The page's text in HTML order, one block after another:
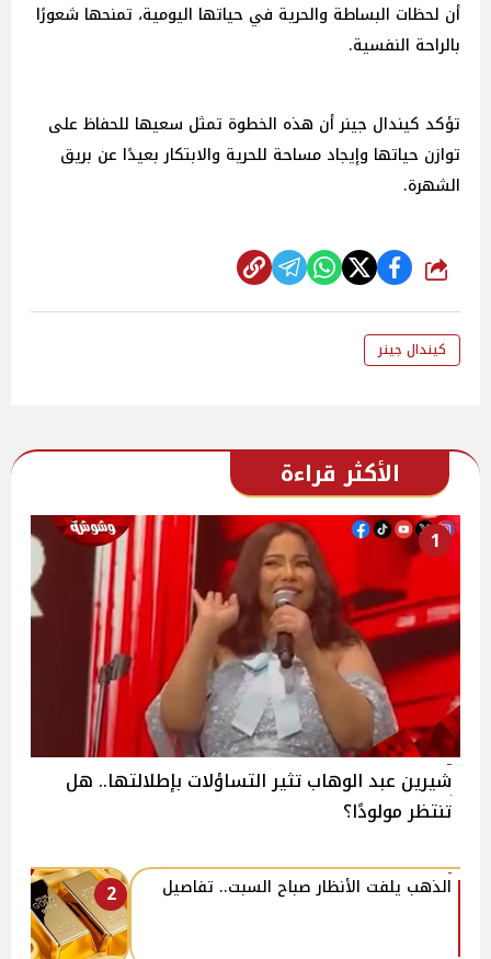
أن لحظات البساطة والحرية في حياتها اليومية، تمنحها شعورًا
بالراحة النفسية.
تؤكد كيندال جينر أن هذه الخطوة تمثل سعيها للحفاظ على
توازن حياتها وإيجاد مساحة للحرية والابتكار بعيدًا عن بريق
الشهرة.
شارك
كيندال جينر
الأكثر قراءة
1
شيرين عبد الوهاب تثير التساؤلات بإطلالتها.. هل
تنتظر مولودًا؟
2 الذهب يلفت الأنظار صباح السبت.. تفاصيل